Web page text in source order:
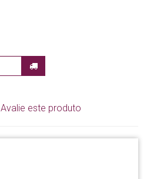
Avalie este produto